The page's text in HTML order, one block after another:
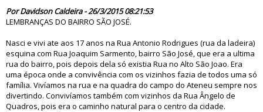
Por Davidson Caldeira - 26/3/2015 08:21:53
LEMBRANÇAS DO BAIRRO SÃO JOSÉ.
Nasci e vivi ate aos 17 anos na Rua Antonio Rodrigues (rua da ladeira)
esquina com Rua Joaquim Sarmento, bairro São José, que era a ultima
rua do bairro, pois depois dela só existia Rua no Alto São Joao. Era
uma época onde a convivência com os vizinhos fazia de todos uma só
família. Vivíamos na rua e na quadra do campo do Ateneu sempre nos
divertindo. Convivíamos também com vizinhos da Rua Ângelo de
Quadros, pois era o caminho natural para o centro da cidade.